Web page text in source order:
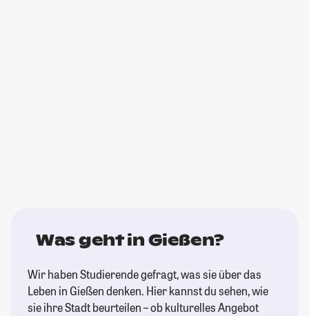
Was geht in Gießen?
Wir haben Studierende gefragt, was sie über das
Leben in Gießen denken. Hier kannst du sehen, wie
sie ihre Stadt beurteilen – ob kulturelles Angebot